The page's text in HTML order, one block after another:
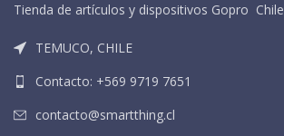
Tienda de artículos y dispositivos Gopro Chile
TEMUCO, CHILE
Contacto: +569 9719 7651
contacto@smartthing.cl